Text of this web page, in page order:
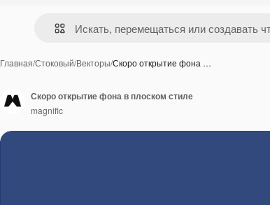
Главная/Стоковый/Векторы/Скоро открытие фона …
Скоро открытие фона в плоском стиле
magnific